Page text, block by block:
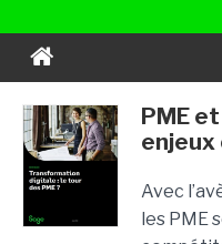
PME
enjeux
Avec
les PME